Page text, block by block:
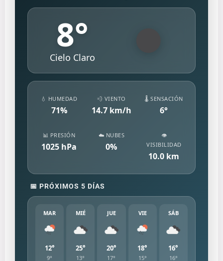
8°
Cielo Claro
💧 HUMEDAD
71%
💨 VIENTO
14.7km/h
🌡️ SENSACIÓN
6°
📊 PRESIÓN
1025 hPa
☁️ NUBES
0%
👁️
VISIBILIDAD
10.0 km
📅 PRÓXIMOS 5 DÍAS
MAR
12°
9°
MIÉ
25°
13°
JUE
20°
17°
VIE
18°
15°
SÁB
16°
16°